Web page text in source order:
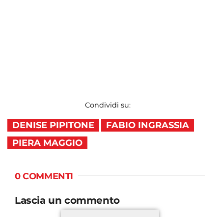
Condividi su:
DENISE PIPITONE
FABIO INGRASSIA
PIERA MAGGIO
0 COMMENTI
Lascia un commento